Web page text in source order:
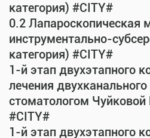
категория) #CITY#
0.2 Лапароскопическая
инструментально-
категория) #CITY#
1-й этап двухэтапного
лечения
стоматологом Чуйковой
#CITY#
1-й этап двухэтапного